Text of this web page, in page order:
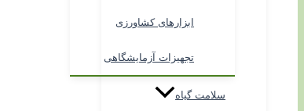
ابزارهای کشاورزی
تجهیزات آزمایشگاهی
سلامت گیاه